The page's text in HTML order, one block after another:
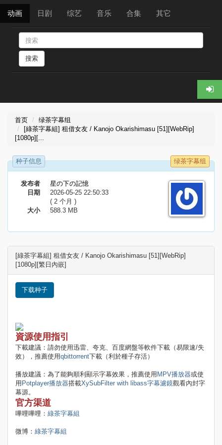
动画 日剧 综艺 音乐 合集 其它
搜索
首页
绿茶字幕组
[綠茶字幕組] 租借女友 / Kanojo Okarishimasu [51][WebRip]
[1080p][...
种子信息 绿茶字幕组
发布者
星の下の記憶
日期
2026-05-25 22:50:33
( 2 个月 )
大小
588.3 MB
[綠茶字幕組] 租借女友 / Kanojo Okarishimasu [51][WebRip]
[1080p][繁日內嵌]
下载种子
資源使用指引
下載建議：請勿使用迅雷、夸克、百度網盤等軟件下載（易限速/失
效），推薦使用qbittorrent下載（利於種子存活）
播放建議：為了能夠順利顯示字幕效果，推薦使用 MPV播放器或使
用 Potplayer播放器搭載XySubFilter with libass字幕濾鏡觀看內封字
幕源。
官方渠道
嗶哩嗶哩： 綠茶字幕組
微博： 綠茶字幕組